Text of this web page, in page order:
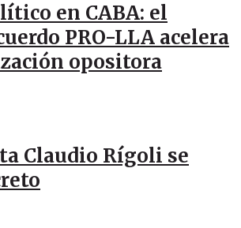
en CABA: el
PRO-LLA acelera
opositora
Claudio Rígoli se